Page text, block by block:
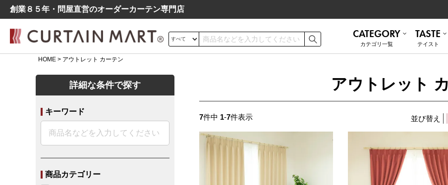
創業８５年・問屋直営のオーダーカーテン専⾨店
CATEGORY
カテゴリ⼀覧
防音
TASTE
テイスト
シンプル モダン
よくあるご質問 お問い合わせ
HOME アウトレット カーテン
詳細な条件で探す
キーワード
商品カテゴリー
アウトレット
並び替え
7件中 1-7件表示